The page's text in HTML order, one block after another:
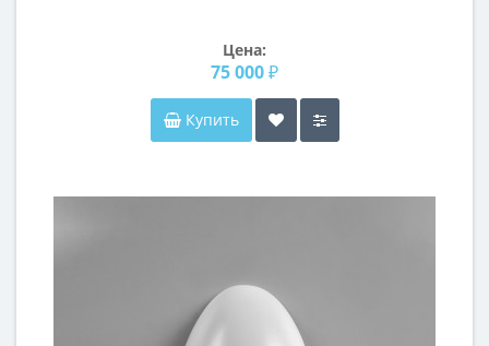
Цена:
75 000 ₽
Купить